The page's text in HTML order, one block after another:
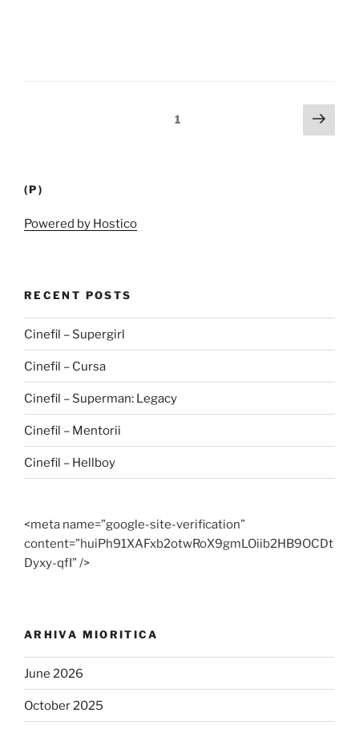
Page1
Next
page
(P)
Powered by Hostico
RECENT POSTS
Cinefil – Supergirl
Cinefil – Cursa
Cinefil – Superman: Legacy
Cinefil – Mentorii
Cinefil – Hellboy
<meta name=”google-site-verification”
content=”huiPh91XAFxb2otwRoX9gmLOiib2HB9OCDt
Dyxy-qfI” />
ARHIVA MIORITICA
June 2026
October 2025